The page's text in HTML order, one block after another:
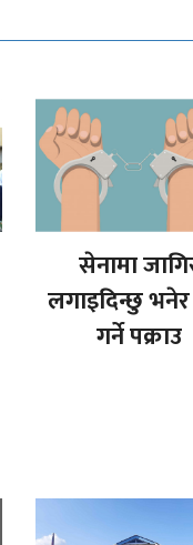
सेनामा
लगाइदिन्छु
गर्ने पक्राउ